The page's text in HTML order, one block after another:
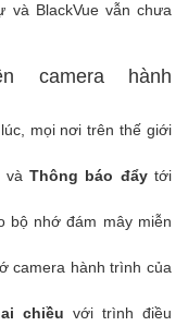
BlackVue vẫn chưa
camera hành
mọi nơi trên thế giới
và Thông báo đẩytới
bộ nhớ đám mây miễn
camera hành trình của
chiều với trình điều